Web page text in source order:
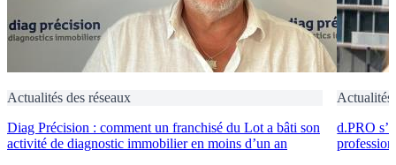
Actualités des réseaux
Diag Précision : comment un franchisé du Lot a bâti son
activité de diagnostic immobilier en moins d’un an
Actualités
d.PRO